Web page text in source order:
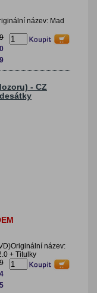
název: Mad
- CZ
název:
+ Titulky